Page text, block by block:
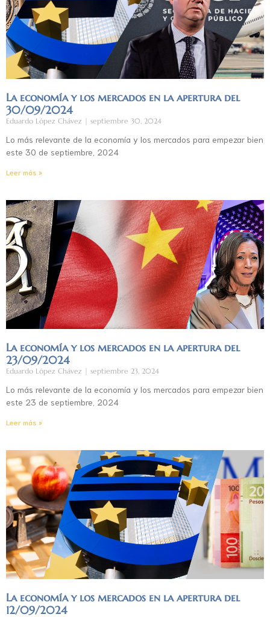
La economía y los mercados en la apertura del
30/09/2024
Eduardo López Chávez septiembre 30, 2024
Lo más relevante de la economía y los mercados para empezar bien
este 30 de septiembre, 2024
Leer más »
La economía y los mercados en la apertura del
23/09/2024
Eduardo López Chávez septiembre 23, 2024
Lo más relevante de la economía y los mercados para empezar bien
este 23 de septiembre, 2024
Leer más »
La economía y los mercados en la apertura del
12/09/2024